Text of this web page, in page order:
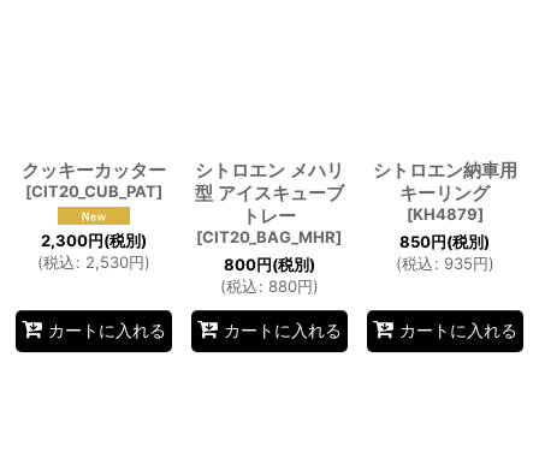
クッキーカッター
[CIT20_CUB_PAT]
2,300円(税別)
(税込: 2,530円)
カートに入れる
シトロエン メハリ
型 アイスキューブ
トレー
[CIT20_BAG_MHR]
800円(税別)
(税込: 880円)
カートに入れる
シトロエン納車用
キーリング
[KH4879]
850円(税別)
(税込: 935円)
カートに入れる